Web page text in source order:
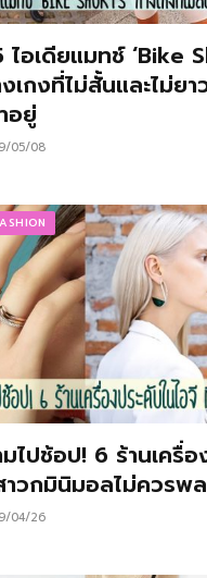
ไอเดียแมทช์ ‘Bike
เกงที่ไม่สั้นและไม่ย
อยู่
05/08
ไปช้อป! 6 ร้านเครื่อ
วกมินิมอลไม่ควรพ
04/26